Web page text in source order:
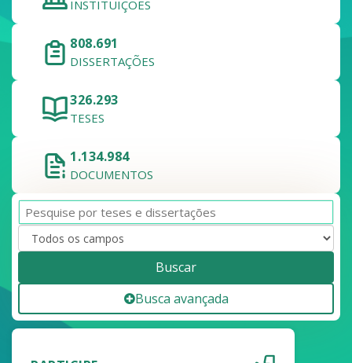
INSTITUIÇÕES
808.691
DISSERTAÇÕES
326.293
TESES
1.134.984
DOCUMENTOS
Buscar
Busca avançada